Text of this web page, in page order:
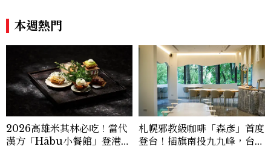
u髮箍未開賣先爆紅！
本週熱門
2026高雄米其林必吃！當代
漢方「Hābu小餐館」登港
札幌邪教級咖啡「森彥」首度
登台！插旗南投九九峰，台灣